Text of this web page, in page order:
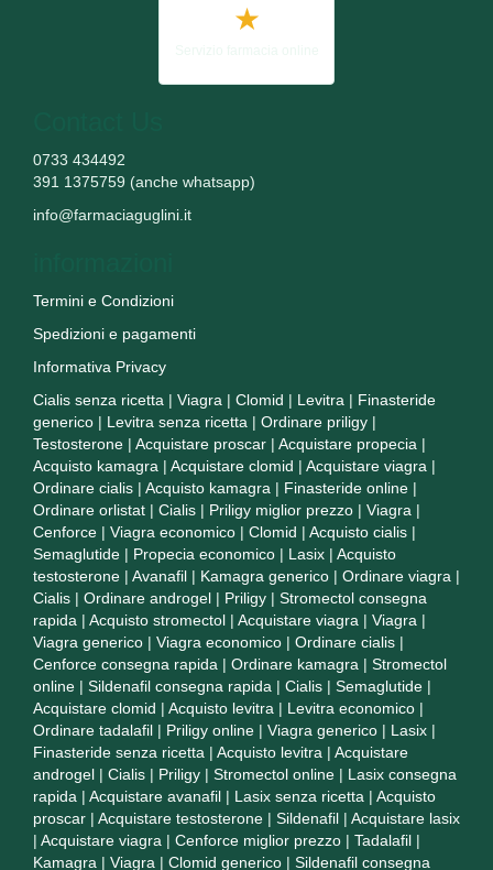
★
0733 434492
391 1375759 (anche whatsapp)
info@farmaciaguglini.it
Termini e Condizioni
Spedizioni e pagamenti
Informativa Privacy
Cialis senza ricetta | Viagra | Clomid | Levitra | Finasteride
generico | Levitra senza ricetta | Ordinare priligy |
Testosterone | Acquistare proscar | Acquistare propecia |
Acquisto kamagra | Acquistare clomid | Acquistare viagra |
Ordinare cialis | Acquisto kamagra | Finasteride online |
Ordinare orlistat | Cialis | Priligy miglior prezzo | Viagra |
Cenforce | Viagra economico | Clomid | Acquisto cialis |
Semaglutide | Propecia economico | Lasix | Acquisto
testosterone | Avanafil | Kamagra generico | Ordinare viagra |
Cialis | Ordinare androgel | Priligy | Stromectol consegna
rapida | Acquisto stromectol | Acquistare viagra | Viagra |
Viagra generico | Viagra economico | Ordinare cialis |
Cenforce consegna rapida | Ordinare kamagra | Stromectol
online | Sildenafil consegna rapida | Cialis | Semaglutide |
Acquistare clomid | Acquisto levitra | Levitra economico |
Ordinare tadalafil | Priligy online | Viagra generico | Lasix |
Finasteride senza ricetta | Acquisto levitra | Acquistare
androgel | Cialis | Priligy | Stromectol online | Lasix consegna
rapida | Acquistare avanafil | Lasix senza ricetta | Acquisto
proscar | Acquistare testosterone | Sildenafil | Acquistare lasix
| Acquistare viagra | Cenforce miglior prezzo | Tadalafil |
Kamagra | Viagra | Clomid generico | Sildenafil consegna